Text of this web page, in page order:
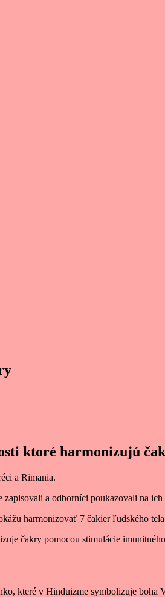
ktoré harmonizujú
a Rimania.
a odborníci poukazovali na
harmonizovať 7 čakier ľudského
čakry pomocou stimulácie
které v Hinduizme symbolizuje boha